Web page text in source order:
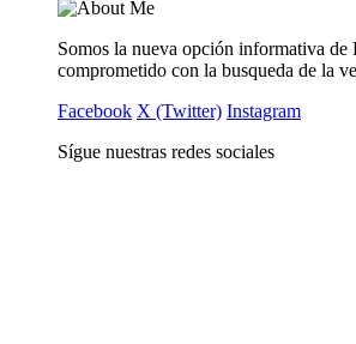
Somos la nueva opción informativa de
comprometido con la busqueda de la
Facebook X (Twitter) Instagram
Sígue nuestras redes sociales